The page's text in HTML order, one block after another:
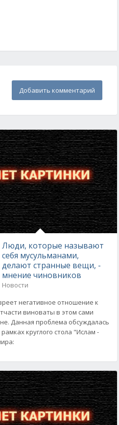
Добавить комментарий
Люди, которые называют
себя мусульманами,
делают странные вещи, -
мнение чиновников
Новости
негативное отношение к
виноваты в этом сами
Данная проблема обсуждалась
рамках круглого стола "Ислам -